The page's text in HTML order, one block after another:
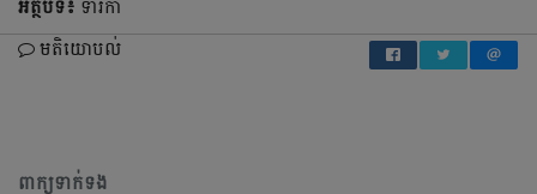
អត្ថបទ៖ ទារិកា
មតិយោបល់
ពាក្យទាក់ទង